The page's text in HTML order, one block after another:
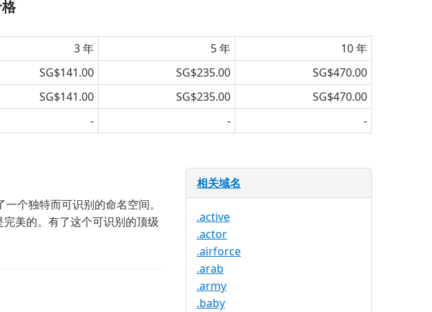
3 年 5 年
10 年
SG$141.00 SG$235.00
SG$470.00
SG$141.00 SG$235.00
SG$470.00
- - -
个独特而可识别的命名空间。
美的。有了这个可识别的顶级
相关域名
.active
.actor
.airforce
.arab
.army
.baby